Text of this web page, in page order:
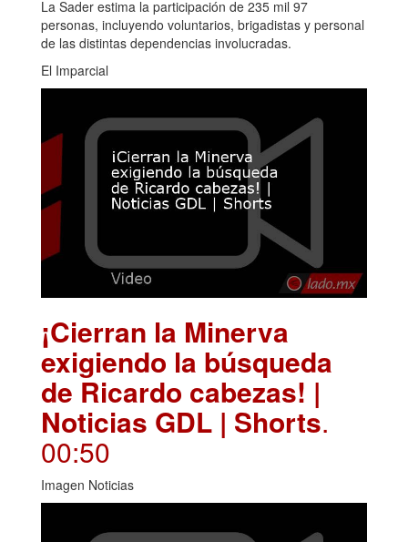
La Sader estima la participación de 235 mil 97
personas, incluyendo voluntarios, brigadistas y personal
de las distintas dependencias involucradas.
El Imparcial
¡Cierran la Minerva
exigiendo la búsqueda
de Ricardo cabezas! |
Noticias GDL | Shorts.
00:50
Imagen Noticias